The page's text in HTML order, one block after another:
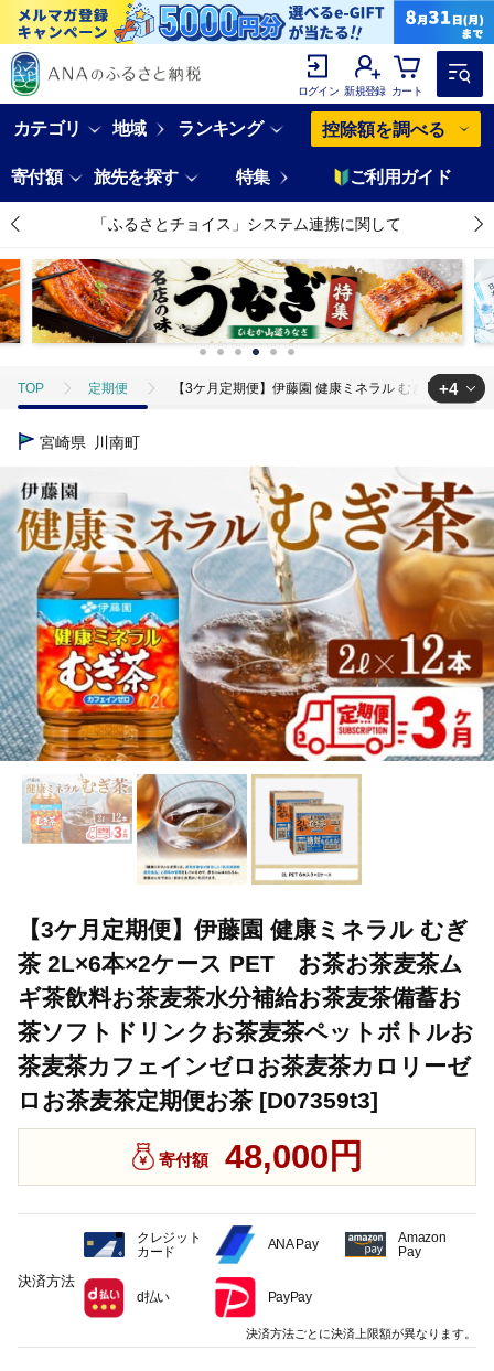
ログイン 新規登録 カート
カテゴリ 地域 ランキング 控除額を調べる
寄付額 旅先を探す 特集 ご利用ガイド
「ふるさとチョイス」システム連携に関して
TOP 定期便 【3ケ月定期便】伊藤園 健康ミネラル むぎ茶 2L×6
TOP
【3ケ月定期便】伊藤園 健康ミネラル む
TOP 飲料（酒以外） ソフトドリンク お茶 【3ケ月
TOP 飲料（酒以外） ソフトドリンク ほかのソフトドリンク
+4
宮崎県 川南町
【3ケ月定期便】伊藤園 健康ミネラル むぎ
茶 2L×6本×2ケース PET お茶お茶麦茶ム
ギ茶飲料お茶麦茶水分補給お茶麦茶備蓄お
茶ソフトドリンクお茶麦茶ペットボトルお
茶麦茶カフェインゼロお茶麦茶カロリーゼ
ロお茶麦茶定期便お茶 [D07359t3]
寄付額 48,000円
決済方法
クレジット
カード
ANA Pay
Amazon
Pay
d払い PayPay
決済方法ごとに決済上限額が異なります。